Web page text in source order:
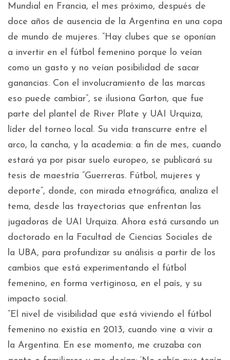
Mundial en Francia, el mes próximo, después de
doce años de ausencia de la Argentina en una copa
de mundo de mujeres. “Hay clubes que se oponían
a invertir en el fútbol femenino porque lo veían
como un gasto y no veían posibilidad de sacar
ganancias. Con el involucramiento de las marcas
eso puede cambiar”, se ilusiona Garton, que fue
parte del plantel de River Plate y UAI Urquiza,
líder del torneo local. Su vida transcurre entre el
arco, la cancha, y la academia: a fin de mes, cuando
estará ya por pisar suelo europeo, se publicará su
tesis de maestría “Guerreras. Fútbol, mujeres y
deporte”, donde, con mirada etnográfica, analiza el
tema, desde las trayectorias que enfrentan las
jugadoras de UAI Urquiza. Ahora está cursando un
doctorado en la Facultad de Ciencias Sociales de
la UBA, para profundizar su análisis a partir de los
cambios que está experimentando el fútbol
femenino, en forma vertiginosa, en el país, y su
impacto social.
“El nivel de visibilidad que está viviendo el fútbol
femenino no existía en 2013, cuando vine a vivir a
la Argentina. En ese momento, me cruzaba con